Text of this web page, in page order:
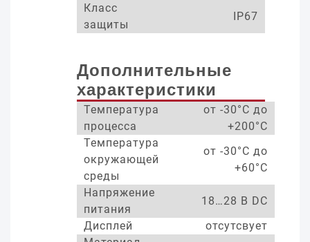
Класс
защиты
IP67
Дополнительные
характеристики
Температура
процесса
от -30°С до
+200°С
Температура
окружающей
среды
от -30°С до
+60°С
Напряжение
питания
18…28 В DC
Дисплей
отсутсвует